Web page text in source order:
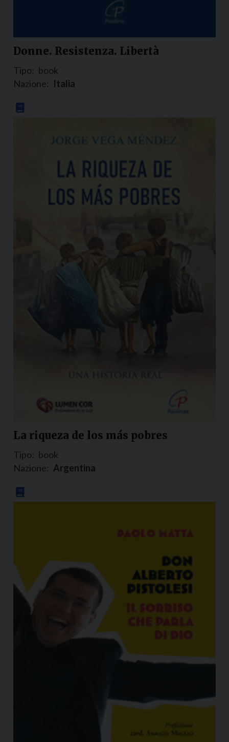
Donne. Resistenza. Libertà
Tipo: book
Nazione: Italia
La riqueza de los más pobres
Tipo: book
Nazione: Argentina